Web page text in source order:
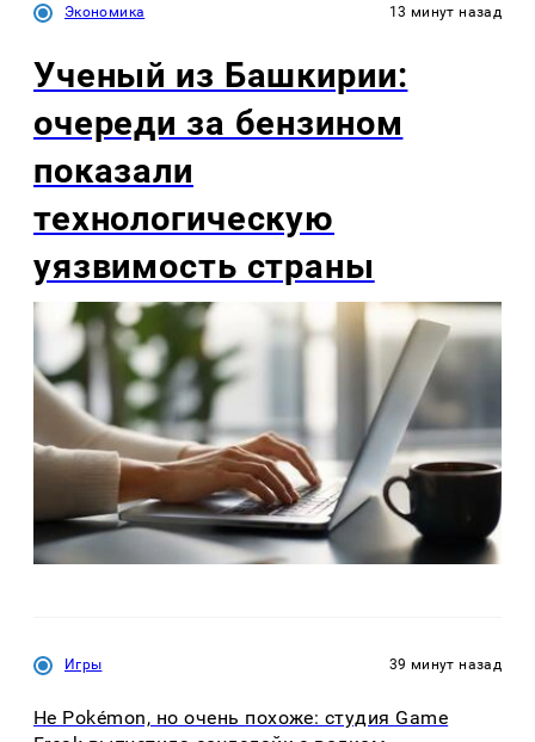
Экономика 13 минут назад
Ученый из Башкирии:
очереди за бензином
показали
технологическую
уязвимость страны
Игры 39 минут назад
Не Pokémon, но очень похоже: студия Game